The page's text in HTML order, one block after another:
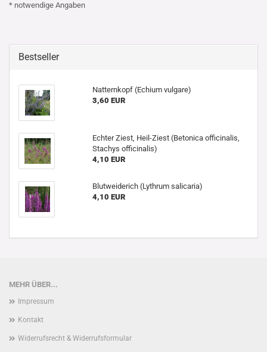
* notwendige Angaben
Bestseller
Natternkopf (Echium vulgare)
3,60 EUR
Echter Ziest, Heil-Ziest (Betonica officinalis,
Stachys officinalis)
4,10 EUR
Blutweiderich (Lythrum salicaria)
4,10 EUR
MEHR ÜBER...
Impressum
Kontakt
Widerrufsrecht & Widerrufsformular